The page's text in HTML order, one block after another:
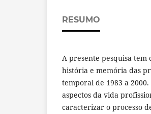
RESUMO
A presente pesquisa
história e memória das
temporal de 1983 a
aspectos da vida
caracterizar o processo